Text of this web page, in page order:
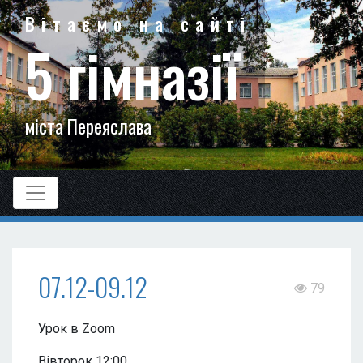
Вітаємо на сайті
5 гімназії
міста Переяслава
07.12-09.12 79
Урок в Zoom